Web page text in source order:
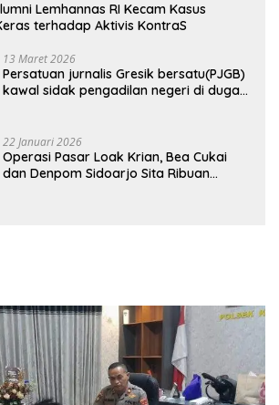
Lemhannas RI Kecam Kasus
terhadap Aktivis KontraS
13 Maret 2026
Persatuan jurnalis Gresik bersatu(PJGB)
kawal sidak pengadilan negeri di duga
22 Januari 2026
Operasi Pasar Loak Krian, Bea Cukai
dan Denpom Sidoarjo Sita Ribuan